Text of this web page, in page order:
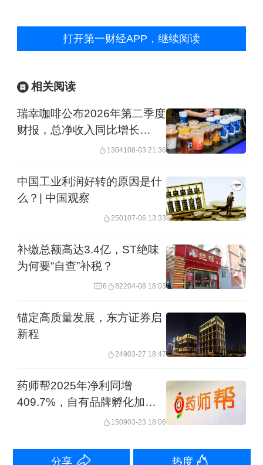
受益于营销和销售体系改革，2025年1-9
吨，同比增长5.9%，创下同期历史新
高。其中，第三季度单季肉品外销量
92.3万吨，同比增长约一成，单季度销
量增速显著高于前三季度平均水平，显
示终端需求持续回暖。
其中，肉制品业务虽销量有所减少，但
力显著提升。
生鲜猪肉业务前三季度外销量同比增长
13.4%至108.7万吨，双汇发展通过加大
客户开发及生产挖潜力度，持续优化产
品结构。而禽肉业务则成为最大亮点，
前三季度禽肉外销量同比增长18.4%至
28.5万吨，创历史新高，这得益于养宰
协同及环控标准化管理，经营业绩显著
改善。
打开第一财经APP，继续阅读
相关阅读
瑞幸咖啡公布2026年第二季度
财报，总净收入同比增长
28.5%，约159亿元1304108-03 21:36
中国工业利润好转的原因是什
么？| 中国观察
250107-06 13:33
补缴总额高达3.4亿，ST绝味
为何要“自查”补税？
6 82204-08 18:03
锚定高质量发展，东方证券启
新程
24903-27 18:47
药师帮2025年净利同增
409.7%，自有品牌孵化加速
150903-23 18:06
分享 热度